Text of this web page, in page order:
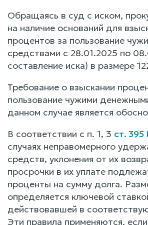
Обращаясь в суд с иском,
на наличие оснований для
процентов за пользование
средствами с 28.01.2025 по
составление иска) в размере
Требование о взыскании
пользование чужими
данном случае является
В соответствии с п. 1, 3 ст.
случаях неправомерного
средств, уклонения от их
просрочки в их уплате
проценты на сумму долга.
определяется ключевой
действовавшей в
Эти правила применяются,